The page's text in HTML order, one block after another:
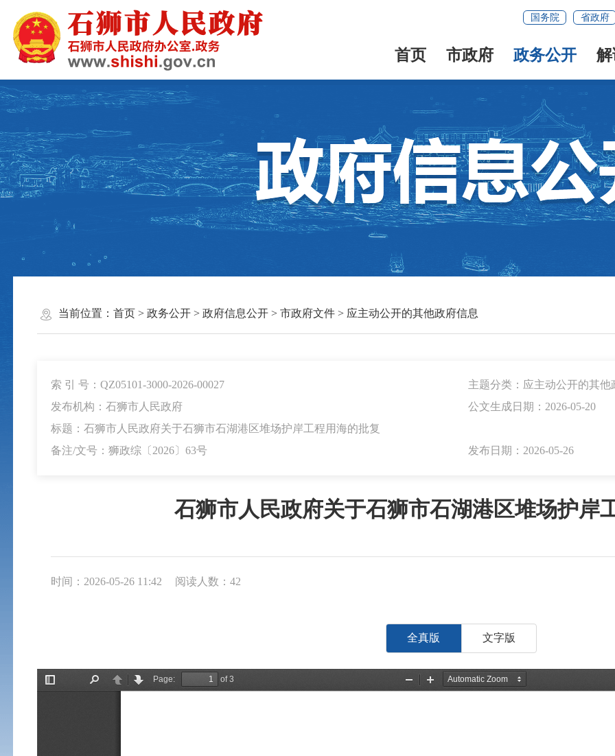
国务院 省政府
首页 市政府 政务公开
当前位置： 首页> 政务公开> 政府信息公开> 市政府文件> 应主动公开的其他政府信息
索 引 号：QZ05101-3000-2026-00027
主题分类：应主动公开的其他
发布机构：石狮市人民政府
公文生成日期：2026-05-20
标题：石狮市人民政府关于石狮市石湖港区堆场护岸工程用海的批复
备注/文号：狮政综〔2026〕63号
发布日期：2026-05-26
石狮市人民政府关于石狮市石湖港区堆场护岸
时间：2026-05-26 11:42 阅读人数： 42
全真版 文字版